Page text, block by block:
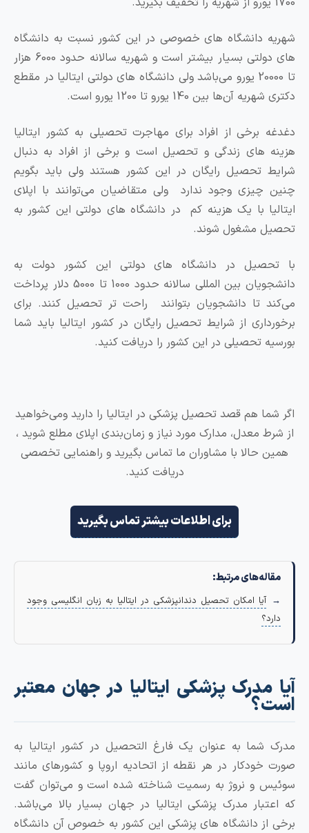
دانشگاه های خصوصی در این کشور نسبت به دانشگاه
های دولتی بسیار بیشتر است و شهریه سالانه حدود 6000 هزار
تا 20000 یورو می‌باشد ولی دانشگاه های دولتی ایتالیا در مقطع
آن‌ها بین 140 یورو تا 1200 یورو است.
برخی از افراد برای مهاجرت تحصیلی به کشور ایتالیا
های زندگی و تحصیل است و برخی از افراد به دنبال
تحصیل رایگان در این کشور هستند ولی باید بگویم
وجود ندارد ولی متقاضیان می‌توانند با اپلای
با یک هزینه کم در دانشگاه های دولتی این کشور به
مشغول شوند.
در دانشگاه های دولتی این کشور دولت به
دانشجویان بین المللی سالانه حدود 1000 تا 5000 دلار پرداخت
تا دانشجویان بتوانند راحت تر تحصیل کنند. برای
از شرایط تحصیل رایگان در کشور ایتالیا باید شما
تحصیلی در این کشور را دریافت کنید.
هم قصد تحصیل پزشکی در ایتالیا را دارید ومی‌خواهید
معدل، مدارک مورد نیاز و زمان‌بندی اپلای مطلع شوید ،
حالا با مشاوران ما تماس بگیرید و راهنمایی تخصصی
دریافت کنید.
برای اطلاعات بیشتر تماس بگیرید
مرتبط:
آیا امکان تحصیل دندانپزشکی در ایتالیا به زبان انگلیسی وجود
مدرک پزشکی ایتالیا در جهان معتبر
شما به عنوان یک فارغ التحصیل در کشور ایتالیا به
در هر نقطه از اتحادیه اروپا و کشورهای مانند
و نروژ به رسمیت شناخته شده است و می‌توان گفت
مدرک پزشکی ایتالیا در جهان بسیار بالا می‌باشد.
دانشگاه های پزشکی این کشور به خصوص آن دانشگاه